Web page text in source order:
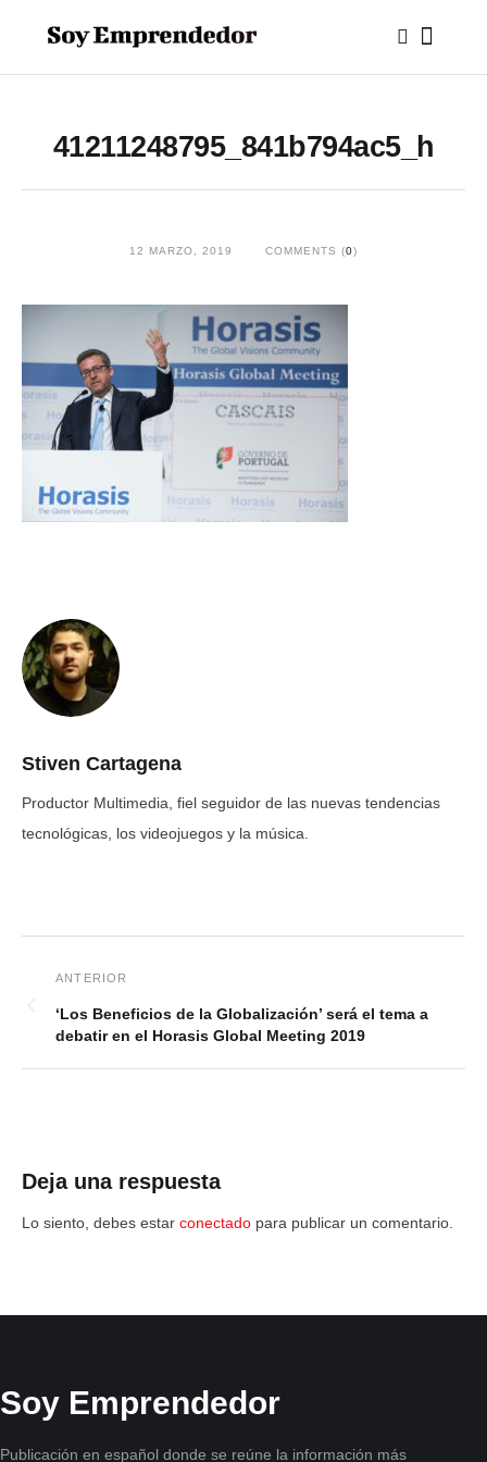
41211248795_841b794ac5_h
12 MARZO, 2019 COMMENTS (0)
Stiven Cartagena
Productor Multimedia, fiel seguidor de las nuevas tendencias
tecnológicas, los videojuegos y la música.
‘Los Beneficios de la Globalización’ será el tema a
debatir en el Horasis Global Meeting 2019
Deja una respuesta
Lo siento, debes estar conectado para publicar un comentario.
Soy Emprendedor
Publicación en español donde se reúne la información más